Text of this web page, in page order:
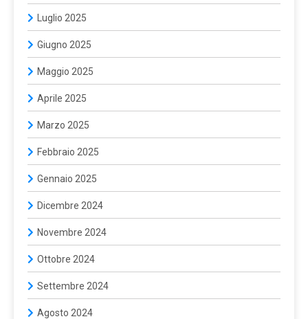
Luglio 2025
Giugno 2025
Maggio 2025
Aprile 2025
Marzo 2025
Febbraio 2025
Gennaio 2025
Dicembre 2024
Novembre 2024
Ottobre 2024
Settembre 2024
Agosto 2024